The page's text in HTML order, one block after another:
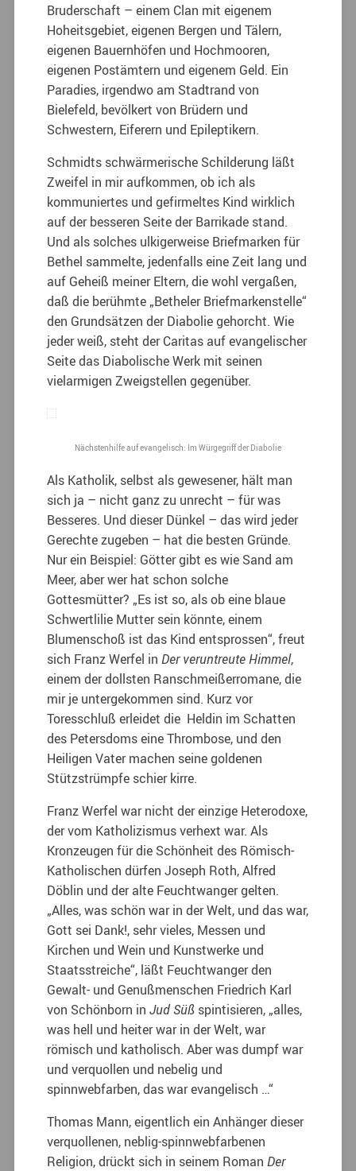
Bruderschaft – einem Clan mit eigenem
Hoheitsgebiet, eigenen Bergen und Tälern,
eigenen Bauernhöfen und Hochmooren,
eigenen Postämtern und eigenem Geld. Ein
Paradies, irgendwo am Stadtrand von
Bielefeld, bevölkert von Brüdern und
Schwestern, Eiferern und Epileptikern.
Schmidts schwärmerische Schilderung läßt
Zweifel in mir aufkommen, ob ich als
kommuniertes und gefirmeltes Kind wirklich
auf der besseren Seite der Barrikade stand.
Und als solches ulkigerweise Briefmarken für
Bethel sammelte, jedenfalls eine Zeit lang und
auf Geheiß meiner Eltern, die wohl vergaßen,
daß die berühmte „Betheler Briefmarkenstelle“
den Grundsätzen der Diabolie gehorcht. Wie
jeder weiß, steht der Caritas auf evangelischer
Seite das Diabolische Werk mit seinen
vielarmigen Zweigstellen gegenüber.
Nächstenhilfe auf evangelisch: Im Würgegriff der Diabolie
Als Katholik, selbst als gewesener, hält man
sich ja – nicht ganz zu unrecht – für was
Besseres. Und dieser Dünkel – das wird jeder
Gerechte zugeben – hat die besten Gründe.
Nur ein Beispiel: Götter gibt es wie Sand am
Meer, aber wer hat schon solche
Gottesmütter? „Es ist so, als ob eine blaue
Schwertlilie Mutter sein könnte, einem
Blumenschoß ist das Kind entsprossen“, freut
sich Franz Werfel inDer veruntreute Himmel,
einem der dollsten Ranschmeißerromane, die
mir je untergekommen sind. Kurz vor
Toresschluß erleidet die Heldin im Schatten
des Petersdoms eine Thrombose, und den
Heiligen Vater machen seine goldenen
Stützstrümpfe schier kirre.
Franz Werfel war nicht der einzige Heterodoxe,
der vom Katholizismus verhext war. Als
Kronzeugen für die Schönheit des Römisch-
Katholischen dürfen Joseph Roth, Alfred
Döblin und der alte Feuchtwanger gelten.
„Alles, was schön war in der Welt, und das war,
Gott sei Dank!, sehr vieles, Messen und
Kirchen und Wein und Kunstwerke und
Staatsstreiche“, läßt Feuchtwanger den
Gewalt- und Genußmenschen Friedrich Karl
von Schönborn inJud Süß spintisieren, „alles,
was hell und heiter war in der Welt, war
römisch und katholisch. Aber was dumpf war
und verquollen und nebelig und
spinnwebfarben, das war evangelisch …“
Thomas Mann, eigentlich ein Anhänger dieser
verquollenen, neblig-spinnwebfarbenen
Religion, drückt sich in seinem RomanDer